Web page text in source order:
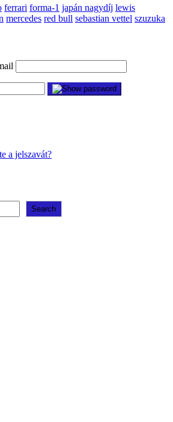
ferrari forma-1 japán nagydíj lewis
mercedes red bull sebastian vettel szuzuka
a jelszavát?
Search